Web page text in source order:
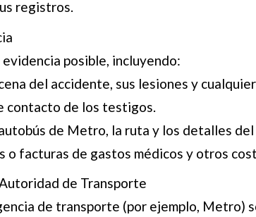
registros.
posible, incluyendo:
del accidente, sus lesiones y
contacto de los testigos.
de Metro, la ruta y los detalles
o facturas de gastos médicos y otros
de Transporte
de transporte (por ejemplo, Metro)